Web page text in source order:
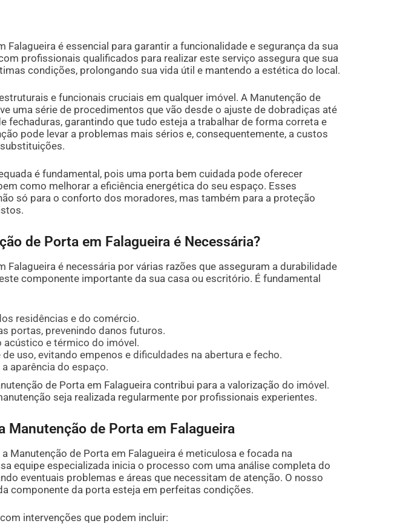
Falagueira é essencial para garantir a funcionalidade e segurança da sua
profissionais qualificados para realizar este serviço assegura que sua
condições, prolongando sua vida útil e mantendo a estética do local.
e funcionais cruciais em qualquer imóvel. A Manutenção de
uma série de procedimentos que vão desde o ajuste de dobradiças até
fechaduras, garantindo que tudo esteja a trabalhar de forma correta e
pode levar a problemas mais sérios e, consequentemente, a custos
é fundamental, pois uma porta bem cuidada pode oferecer
como melhorar a eficiência energética do seu espaço. Esses
só para o conforto dos moradores, mas também para a proteção
de Porta em Falagueira é Necessária?
Falagueira é necessária por várias razões que asseguram a durabilidade
componente importante da sua casa ou escritório. É fundamental
residências e do comércio.
portas, prevenindo danos futuros.
acústico e térmico do imóvel.
uso, evitando empenos e dificuldades na abertura e fecho.
aparência do espaço.
de Porta em Falagueira contribui para a valorização do imóvel.
seja realizada regularmente por profissionais experientes.
Manutenção de Porta em Falagueira
Manutenção de Porta em Falagueira é meticulosa e focada na
equipe especializada inicia o processo com uma análise completa do
eventuais problemas e áreas que necessitam de atenção. O nosso
componente da porta esteja em perfeitas condições.
intervenções que podem incluir: